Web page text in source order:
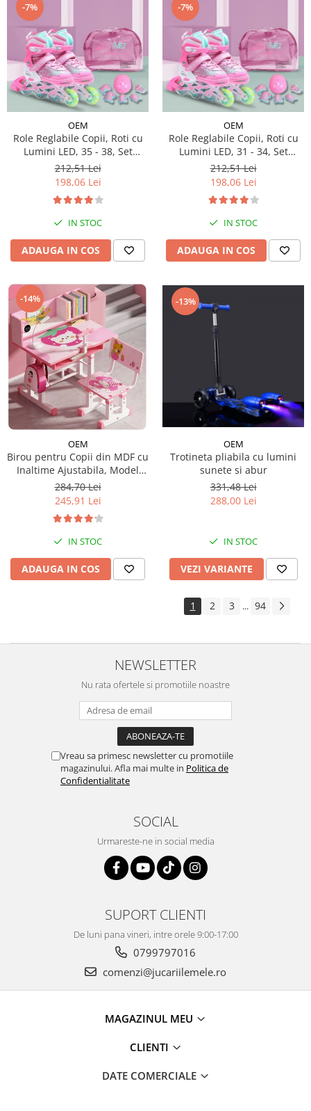
-7%
OEM
Role Reglabile Copii, Roti cu
Lumini LED, 35 - 38, Set
Protectie - ROZ
212,51 Lei
198,06 Lei
IN STOC
ADAUGA IN COS
-7%
OEM
Role Reglabile Copii, Roti cu
Lumini LED, 31 - 34, Set
Protectie - ROZ
212,51 Lei
198,06 Lei
IN STOC
ADAUGA IN COS
-14%
OEM
Birou pentru Copii din MDF cu
Inaltime Ajustabila, Model
Capsunica Roz
284,70 Lei
245,91 Lei
IN STOC
ADAUGA IN COS
-13%
OEM
Trotineta pliabila cu lumini
sunete si abur
331,48 Lei
288,00 Lei
IN STOC
VEZI VARIANTE
1 2 3 ... 94
NEWSLETTER
Nu rata ofertele si promotiile noastre
Vreau sa primesc newsletter cu promotiile
magazinului. Afla mai multe in Politica de
Confidentialitate
SOCIAL
Urmareste-ne in social media
SUPORT CLIENTI
De luni pana vineri, intre orele 9:00-17:00
0799797016
comenzi@jucariilemele.ro
MAGAZINUL MEU
CLIENTI
DATE COMERCIALE